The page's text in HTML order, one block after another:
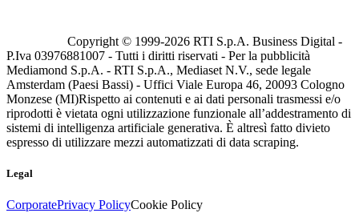
Copyright © 1999-2026 RTI S.p.A. Business Digital -
P.Iva 03976881007 - Tutti i diritti riservati - Per la pubblicità
Mediamond S.p.A. - RTI S.p.A., Mediaset N.V., sede legale
Amsterdam (Paesi Bassi) - Uffici Viale Europa 46, 20093 Cologno
Monzese (MI)Rispetto ai contenuti e ai dati personali trasmessi e/o
riprodotti è vietata ogni utilizzazione funzionale all’addestramento di
sistemi di intelligenza artificiale generativa. È altresì fatto divieto
espresso di utilizzare mezzi automatizzati di data scraping.
Legal
CorporatePrivacy PolicyCookie Policy